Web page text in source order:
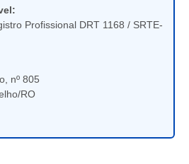
Profissional DRT 1168 / SRTE-
nº 805
RO